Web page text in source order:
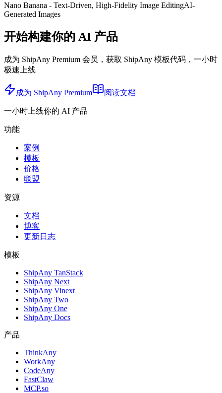
Nano Banana - Text-Driven, High-Fidelity Image EditingAI-
Generated Images
开始构建你的 AI 产品
成为 ShipAny Premium 会员，获取 ShipAny 模板代码，一小时
极速上线
成为 ShipAny Premium 阅读文档
一小时上线你的 AI 产品
功能
案例
模板
价格
联盟
资源
文档
博客
更新日志
模板
ShipAny TanStack
ShipAny Next
ShipAny Vinext
ShipAny Two
ShipAny One
ShipAny Docs
产品
ThinkAny
WorkAny
CodeAny
FastClaw
MCP.so